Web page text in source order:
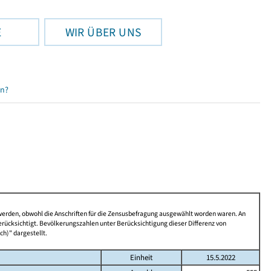
WIR ÜBER UNS
obwohl die Anschriften für die Zensusbefragung ausgewählt worden waren. An
Bevölkerungszahlen unter Berücksichtigung dieser Differenz von
dargestellt.
Einheit
15.5.2022